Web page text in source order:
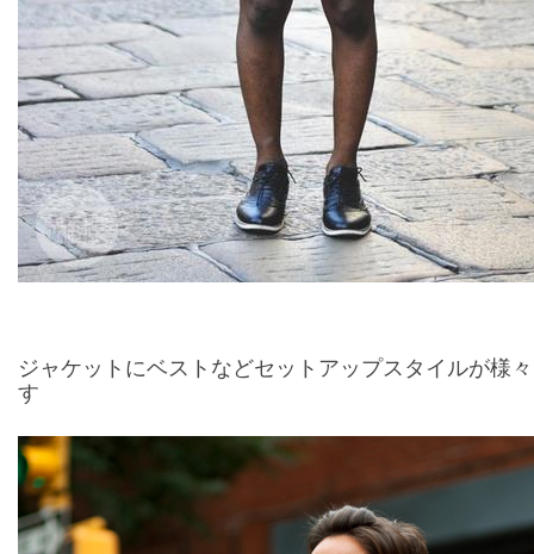
ジャケットにベストなどセットアップスタイルが様
す